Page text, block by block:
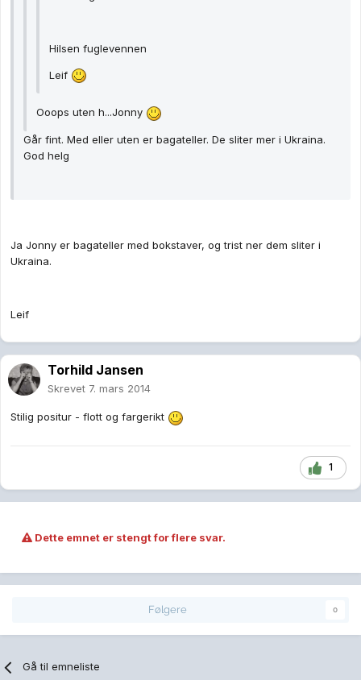
Hilsen fuglevennen
Leif
Ooops uten h...Jonny
Går fint. Med eller uten er bagateller. De sliter mer i Ukraina.
God helg
Ja Jonny er bagateller med bokstaver, og trist ner dem sliter i
Ukraina.
Leif
Torhild Jansen
Skrevet 7. mars 2014
Stilig positur - flott og fargerikt
1
Dette emnet er stengt for flere svar.
Følgere 0
Gå til emneliste